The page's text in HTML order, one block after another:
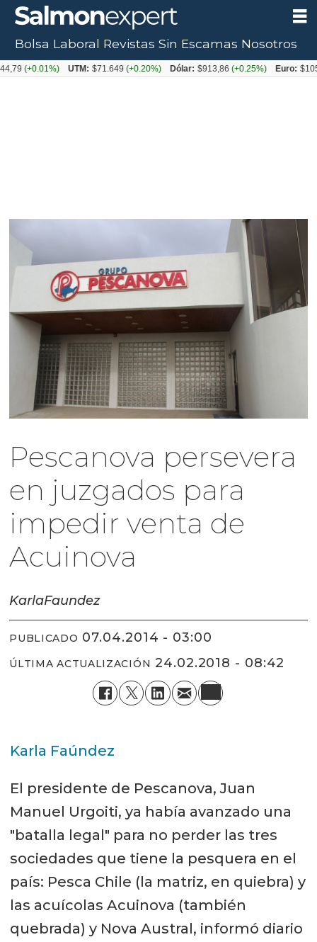
Pescanova persevera
en juzgados para
impedir venta de
Acuinova
KarlaFaundez
PUBLICADO 07.04.2014 - 03:00
ÚLTIMA ACTUALIZACIÓN 24.02.2018 - 08:42
Karla Faúndez
El presidente de Pescanova, Juan
Manuel Urgoiti, ya había avanzado una
"batalla legal" para no perder las tres
sociedades que tiene la pesquera en el
país: Pesca Chile (la matriz, en quiebra) y
las acuícolas Acuinova (también
quebrada) y Nova Austral, informó diario
Bolsa Laboral Revistas Sin Escamas Nosotros
UTM: $71.649(+0.20%) Dólar: $913,86(+0.25%) Euro: $1053,08